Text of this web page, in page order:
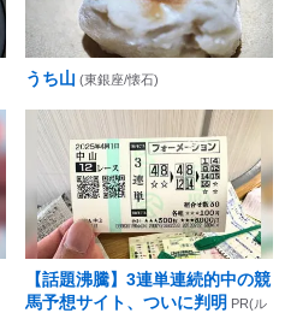
うち山 (東銀座/懐石)
【話題沸騰】3連単連続的中の競
馬予想サイト、ついに判明 PR(ル